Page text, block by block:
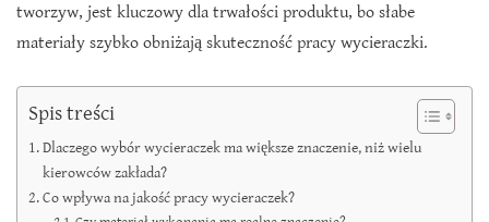
tworzyw, jest kluczowy dla trwałości produktu, bo słabe
materiały szybko obniżają skuteczność pracy wycieraczki.
Spis treści
Dlaczego wybór wycieraczek ma większe znaczenie, niż wielu
kierowców zakłada?
Co wpływa na jakość pracy wycieraczek?